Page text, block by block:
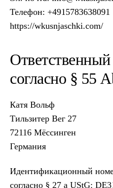
Телефон: +4915783638091
https://wkusnjaschki.com/
согласно § 55
Катя Вольф
Тильзитер Вег 27
72116 Мёссинген
Германия
Идентификационный
согласно § 27 a UStG: